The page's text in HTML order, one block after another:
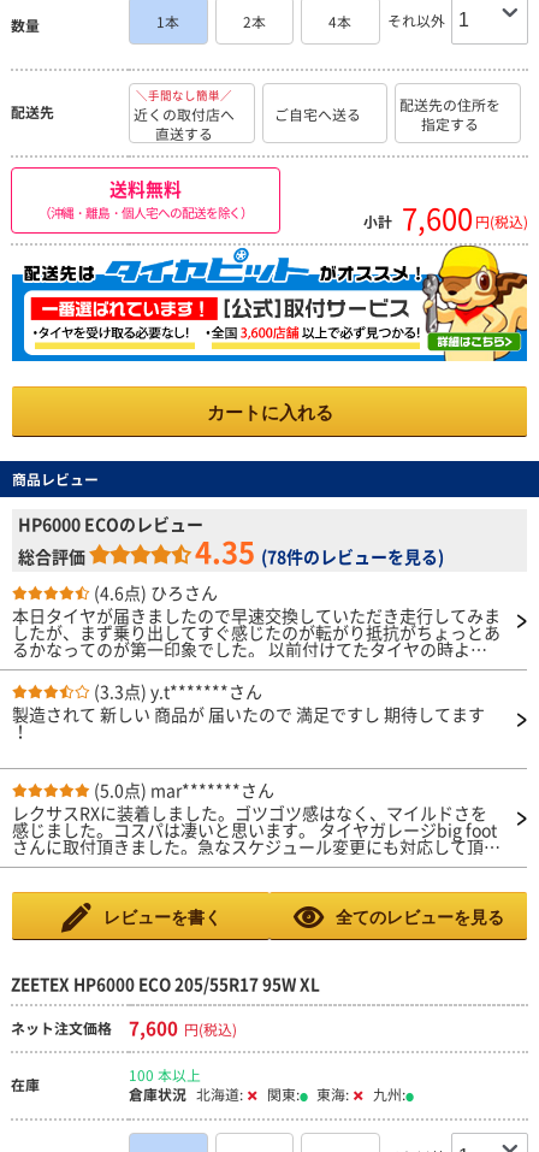
数量 1本 2本 4本 それ以外
配送先
＼手間なし簡単／
近くの取付店へ
直送する
ご自宅へ送る
配送先の住所を
指定する
送料無料
（沖縄・離島・個人宅への配送を除く） 小計 7,600 円(税込)
カートに入れる
商品レビュー
HP6000 ECOのレビュー
総合評価
4.35 (78件のレビューを見る)
(4.6点) ひろさん
本日タイヤが届きましたので早速交換していただき走行してみま
したが、まず乗り出してすぐ感じたのが転がり抵抗がちょっとあ
るかなってのが第一印象でした。 以前付けてたタイヤの時より
ちょっと踏み込まないと前に進まない感じでした。 それと高速
走行時に少しロードノイズ音が聞こえるなっても感じました。
乗り心地は抜群に良かったです。
(3.3点) y.t*******さん
製造されて 新しい 商品が 届いたので 満足ですし 期待してます
！
(5.0点) mar*******さん
レクサスRXに装着しました。ゴツゴツ感はなく、マイルドさを
感じました。コスパは凄いと思います。 タイヤガレージbig foot
さんに取付頂きました。急なスケジュール変更にも対応して頂き
感謝です。
レビューを書く 全てのレビューを見る
ZEETEX HP6000 ECO 205/55R17 95W XL
ネット注文価格 7,600 円(税込)
在庫
100 本以上
倉庫状況 北海道: 関東: 東海: 九州: